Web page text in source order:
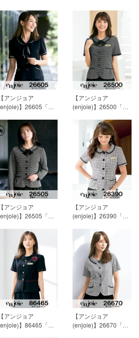
【アンジョア
】26605「半
」[春夏用]15,593円
込)
【アンジョア
(enjoie)】26500「半
（リボン付）」[春夏
13,943円(税込)
【アンジョア
】26505「長
（リボン付）」[通年
18,893円(税込)
【アンジョア
(enjoie)】26390「半
ス」[春夏用]17,243円
(税込)
【アンジョア
】86465「サ
【アンジョア
(enjoie)】26670「半